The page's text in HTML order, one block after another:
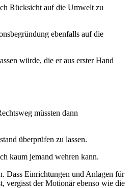
Rücksicht auf die Umwelt zu
ebenfalls auf die
würde, die er aus erster Hand
müssten dann
überprüfen zu lassen.
kaum jemand wehren kann.
Dass Einrichtungen und Anlagen für
vergisst der Motionär ebenso wie die